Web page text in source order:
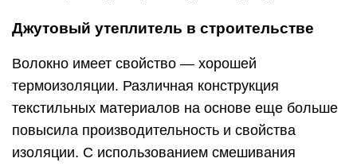
Джутовый утеплитель в строительстве
Волокно имеет свойство — хорошей
термоизоляции. Различная конструкция
текстильных материалов на основе еще больше
повысила производительность и свойства
изоляции. С использованием смешивания